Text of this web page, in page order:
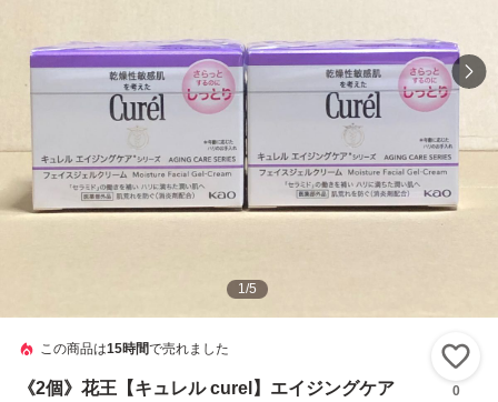
1/5
この商品は15時間で売れました
《2個》花王【キュレル curel】エイジングケア
0